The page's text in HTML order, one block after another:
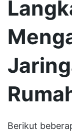
Berikut